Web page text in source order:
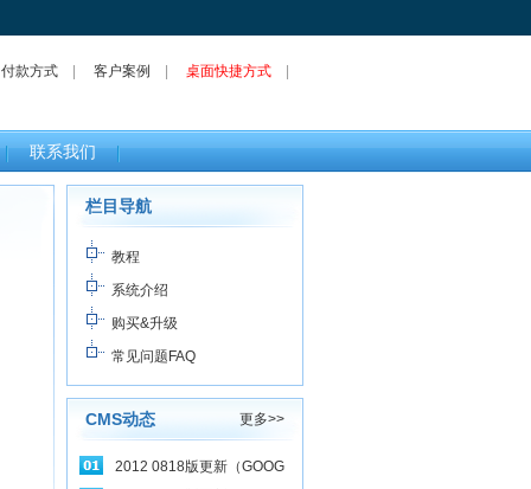
付款方式 客户案例 桌面快捷方式
联系我们
栏目导航
教程
系统介绍
购买&升级
常见问题FAQ
更多>>
CMS动态
2012 0818版更新（GOOG